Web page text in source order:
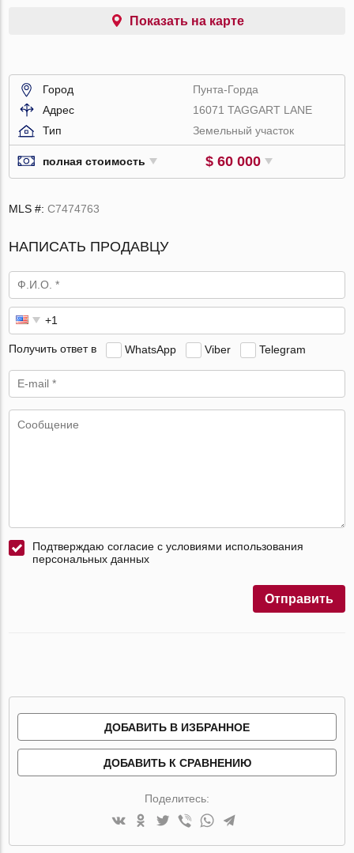
Показать на карте
Город
Пунта-Горда
Адрес
16071 TAGGART LANE
Тип
Земельный участок
полная стоимость $ 60 000
MLS #:C7474763
НАПИСАТЬ ПРОДАВЦУ
Получить ответ в WhatsApp Viber Telegram
Подтверждаю согласие с условиями использования
персональных данных
Отправить
ДОБАВИТЬ В ИЗБРАННОЕ
ДОБАВИТЬ К СРАВНЕНИЮ
Поделитесь: